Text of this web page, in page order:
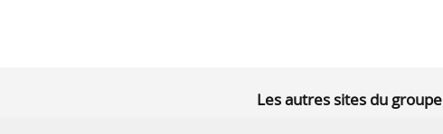
Les autres sites du groupe